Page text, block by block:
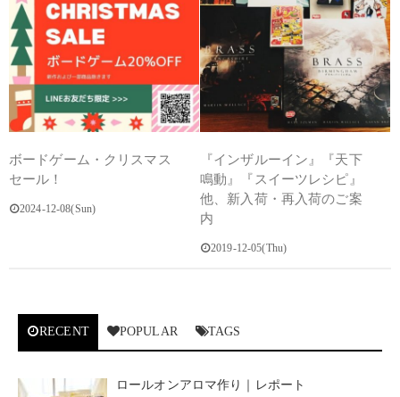
ボードゲーム・クリスマス
セール！
2024-12-08(Sun)
『インザルーイン』『天下
鳴動』『スイーツレシピ』
他、新入荷・再入荷のご案
内
2019-12-05(Thu)
RECENT POPULAR TAGS
ロールオンアロマ作り｜レポート